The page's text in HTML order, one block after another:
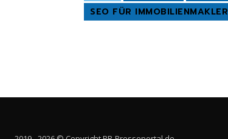
SEO FÜR IMMOBILIENMAKLER